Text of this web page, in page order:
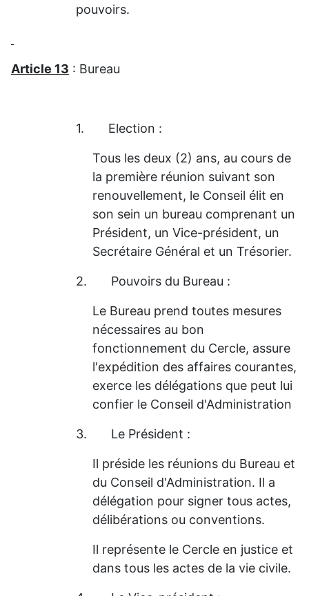
pouvoirs.
Article 13 : Bureau
1. Election :
Tous les deux (2) ans, au cours de
la première réunion suivant son
renouvellement, le Conseil élit en
son sein un bureau comprenant un
Président, un Vice-président, un
Secrétaire Général et un Trésorier.
2. Pouvoirs du Bureau :
Le Bureau prend toutes mesures
nécessaires au bon
fonctionnement du Cercle, assure
l'expédition des affaires courantes,
exerce les délégations que peut lui
confier le Conseil d'Administration
3. Le Président :
Il préside les réunions du Bureau et
du Conseil d'Administration. Il a
délégation pour signer tous actes,
délibérations ou conventions.
Il représente le Cercle en justice et
dans tous les actes de la vie civile.